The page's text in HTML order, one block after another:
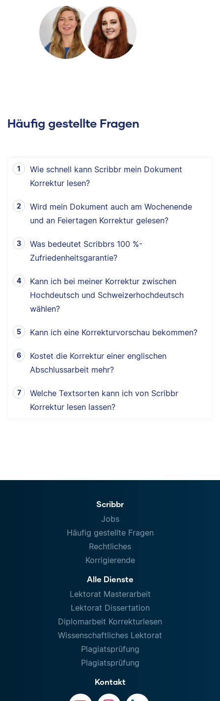
Häufig gestellte Fragen
Wie schnell kann Scribbr mein Dokument
Korrektur lesen?
Wird mein Dokument auch am Wochenende
und an Feiertagen Korrektur gelesen?
Was bedeutet Scribbrs 100 %-
Zufriedenheitsgarantie?
Kann ich bei meiner Korrektur zwischen
Hochdeutsch und Schweizerhochdeutsch
wählen?
Kann ich eine Korrekturvorschau bekommen?
Kostet die Korrektur einer englischen
Abschlussarbeit mehr?
Welche Textsorten kann ich von Scribbr
Korrektur lesen lassen?
Scribbr
Jobs
Häufig gestellte Fragen
Rechtliches
Korrigierende
Alle Dienste
Lektorat Masterarbeit
Lektorat Dissertation
Diplomarbeit Korrekturlesen
Wissenschaftliches Lektorat
Plagiatsprüfung
Plagiatsprüfung
Kontakt